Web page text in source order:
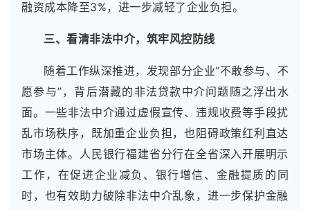
融资成本降至3%，进一步减轻了企业负担。
三、看清非法中介，筑牢风控防线
随着工作纵深推进，发现部分企业“不敢参与、不
愿参与”，背后潜藏的非法贷款中介问题随之浮出水
面。一些非法中介通过虚假宣传、违规收费等手段扰
乱市场秩序，既加重企业负担，也阻碍政策红利直达
市场主体。人民银行福建省分行在全省深入开展明示
工作，在促进企业减负、银行增信、金融提质的同
时，也有效助力破除非法中介乱象，进一步保护金融